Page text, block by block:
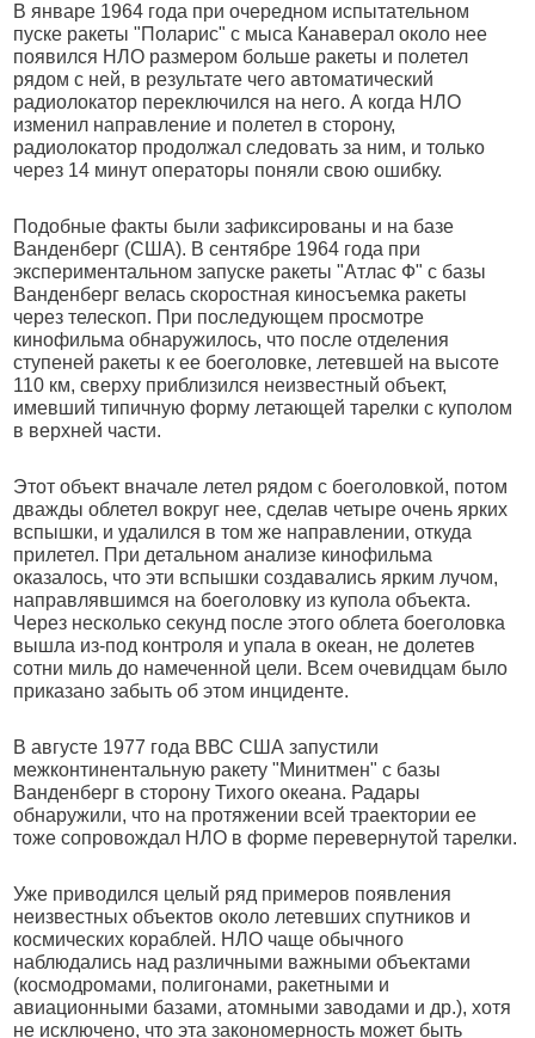
В январе 1964 года при очередном испытательном
пуске ракеты "Поларис" с мыса Канаверал около нее
появился НЛО размером больше ракеты и полетел
рядом с ней, в результате чего автоматический
радиолокатор переключился на него. А когда НЛО
изменил направление и полетел в сторону,
радиолокатор продолжал следовать за ним, и только
через 14 минут операторы поняли свою ошибку.
Подобные факты были зафиксированы и на базе
Ванденберг (США). В сентябре 1964 года при
экспериментальном запуске ракеты "Атлас Ф" с базы
Ванденберг велась скоростная киносъемка ракеты
через телескоп. При последующем просмотре
кинофильма обнаружилось, что после отделения
ступеней ракеты к ее боеголовке, летевшей на высоте
110 км, сверху приблизился неизвестный объект,
имевший типичную форму летающей тарелки с куполом
в верхней части.
Этот объект вначале летел рядом с боеголовкой, потом
дважды облетел вокруг нее, сделав четыре очень ярких
вспышки, и удалился в том же направлении, откуда
прилетел. При детальном анализе кинофильма
оказалось, что эти вспышки создавались ярким лучом,
направлявшимся на боеголовку из купола объекта.
Через несколько секунд после этого облета боеголовка
вышла из-под контроля и упала в океан, не долетев
сотни миль до намеченной цели. Всем очевидцам было
приказано забыть об этом инциденте.
В августе 1977 года ВВС США запустили
межконтинентальную ракету "Минитмен" с базы
Ванденберг в сторону Тихого океана. Радары
обнаружили, что на протяжении всей траектории ее
тоже сопровождал НЛО в форме перевернутой тарелки.
Уже приводился целый ряд примеров появления
неизвестных объектов около летевших спутников и
космических кораблей. НЛО чаще обычного
наблюдались над различными важными объектами
(космодромами, полигонами, ракетными и
авиационными базами, атомными заводами и др.), хотя
не исключено, что эта закономерность может быть